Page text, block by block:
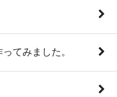
てみました。